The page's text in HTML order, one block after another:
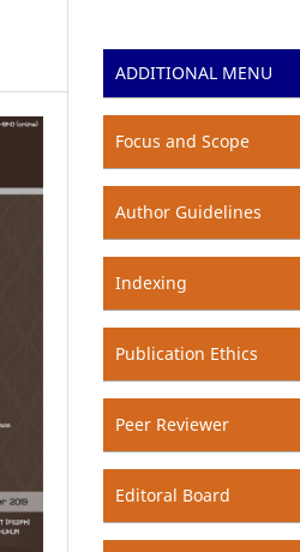
ADDITIONAL MENU
Focus and Scope
Author Guidelines
Indexing
Publication Ethics
Peer Reviewer
Editoral Board